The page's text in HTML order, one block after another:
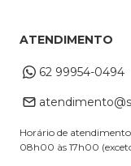
Cupons
Troca e Devoluções
Dúvidas Frequentes
Alterar Cadastro
ATENDIMENTO
62 99954-0494
Horário de
08h00 às 17h00